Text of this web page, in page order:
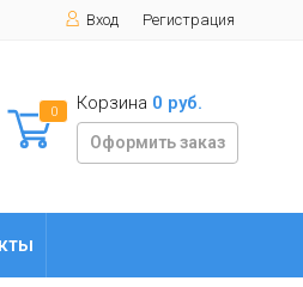
Вход Регистрация
0 Корзина 0 руб.
Оформить заказ